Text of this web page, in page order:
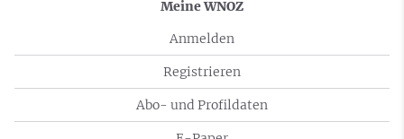
Meine WNOZ
Anmelden
Registrieren
Abo- und Profildaten